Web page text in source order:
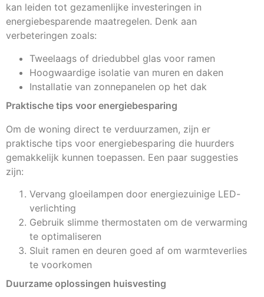
kan leiden tot gezamenlijke investeringen in
energiebesparende maatregelen. Denk aan
verbeteringen zoals:
Tweelaags of driedubbel glas voor ramen
Hoogwaardige isolatie van muren en daken
Installatie van zonnepanelen op het dak
Praktische tips voor energiebesparing
Om de woning direct te verduurzamen, zijn er
praktische tips voor energiebesparing die huurders
gemakkelijk kunnen toepassen. Een paar suggesties
zijn:
Vervang gloeilampen door energiezuinige LED-
verlichting
Gebruik slimme thermostaten om de verwarming
te optimaliseren
Sluit ramen en deuren goed af om warmteverlies
te voorkomen
Duurzame oplossingen huisvesting